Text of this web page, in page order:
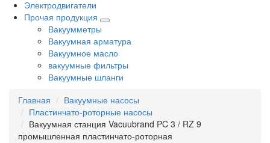
Электродвигатели
Прочая продукция
Вакуумметры
Вакуумная арматура
Вакуумное масло
вакуумные фильтры
Вакуумные шланги
Главная
Вакуумные насосы
Пластинчато-роторные насосы
Вакуумная станция Vacuubrand PC 3 / RZ 9
промышленная пластинчато-роторная